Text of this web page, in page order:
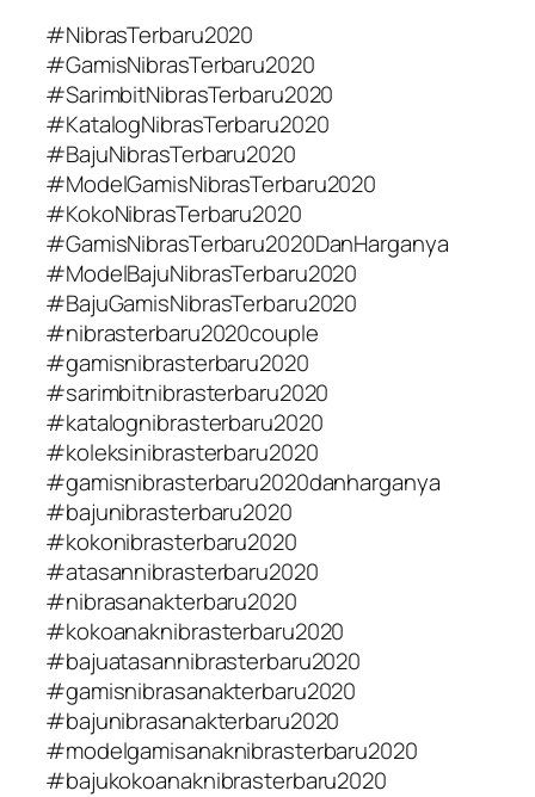
#NibrasTerbaru2020
#GamisNibrasTerbaru2020
#SarimbitNibrasTerbaru2020
#KatalogNibrasTerbaru2020
#BajuNibrasTerbaru2020
#ModelGamisNibrasTerbaru2020
#KokoNibrasTerbaru2020
#GamisNibrasTerbaru2020DanHarganya
#ModelBajuNibrasTerbaru2020
#BajuGamisNibrasTerbaru2020
#nibrasterbaru2020couple
#gamisnibrasterbaru2020
#sarimbitnibrasterbaru2020
#katalognibrasterbaru2020
#koleksinibrasterbaru2020
#gamisnibrasterbaru2020danharganya
#bajunibrasterbaru2020
#kokonibrasterbaru2020
#atasannibrasterbaru2020
#nibrasanakterbaru2020
#kokoanaknibrasterbaru2020
#bajuatasannibrasterbaru2020
#gamisnibrasanakterbaru2020
#bajunibrasanakterbaru2020
#modelgamisanaknibrasterbaru2020
#bajukokoanaknibrasterbaru2020